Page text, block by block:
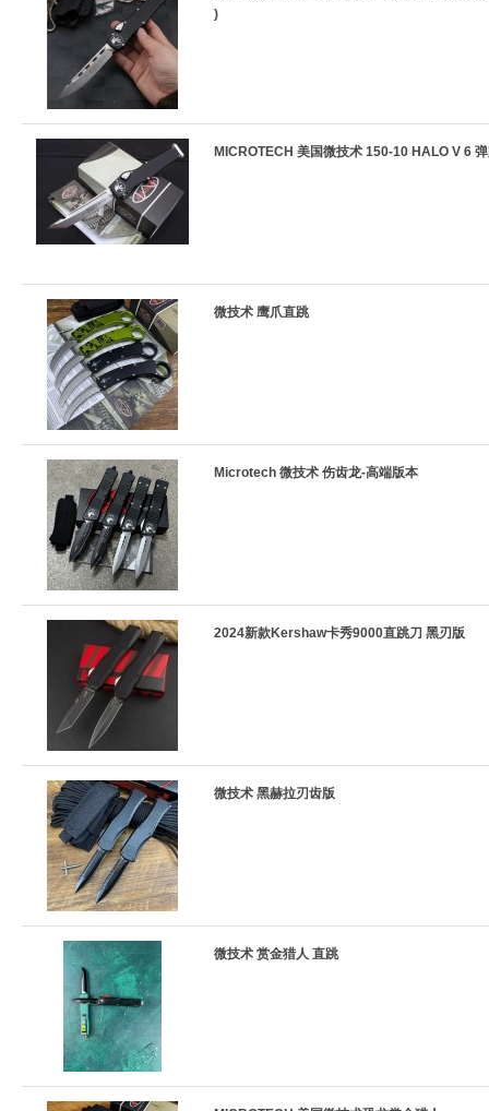
)
MICROTECH 美国微技术 150-10 HALO V 6
微技术 鹰爪直跳
Microtech 微技术 伤齿龙-高端版本
2024新款Kershaw卡秀9000直跳刀 黑刃版
微技术 黑赫拉刃齿版
微技术 赏金猎人 直跳